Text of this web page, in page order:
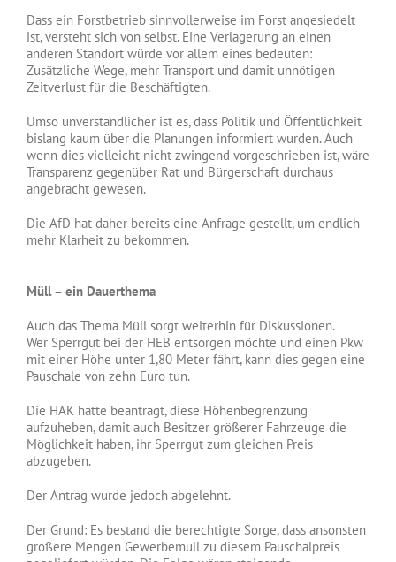
Dass ein Forstbetrieb sinnvollerweise im Forst angesiedelt
ist, versteht sich von selbst. Eine Verlagerung an einen
anderen Standort würde vor allem eines bedeuten:
Zusätzliche Wege, mehr Transport und damit unnötigen
Zeitverlust für die Beschäftigten.
Umso unverständlicher ist es, dass Politik und Öffentlichkeit
bislang kaum über die Planungen informiert wurden. Auch
wenn dies vielleicht nicht zwingend vorgeschrieben ist, wäre
Transparenz gegenüber Rat und Bürgerschaft durchaus
angebracht gewesen.
Die AfD hat daher bereits eine Anfrage gestellt, um endlich
mehr Klarheit zu bekommen.
Müll – ein Dauerthema
Auch das Thema Müll sorgt weiterhin für Diskussionen.
Wer Sperrgut bei der HEB entsorgen möchte und einen Pkw
mit einer Höhe unter 1,80 Meter fährt, kann dies gegen eine
Pauschale von zehn Euro tun.
Die HAK hatte beantragt, diese Höhenbegrenzung
aufzuheben, damit auch Besitzer größerer Fahrzeuge die
Möglichkeit haben, ihr Sperrgut zum gleichen Preis
abzugeben.
Der Antrag wurde jedoch abgelehnt.
Der Grund: Es bestand die berechtigte Sorge, dass ansonsten
größere Mengen Gewerbemüll zu diesem Pauschalpreis